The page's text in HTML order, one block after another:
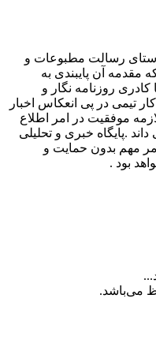
رسالت مطبوعات و
مقدمه آن پایبندی به
روزنامه نگار و
تیمی در پی انعکاس اخبار
موفقیت در امر اطلاع
.پایگاه خبری و تحلیلی
مهم بدون حمایت و
بود .
می‌باشد.